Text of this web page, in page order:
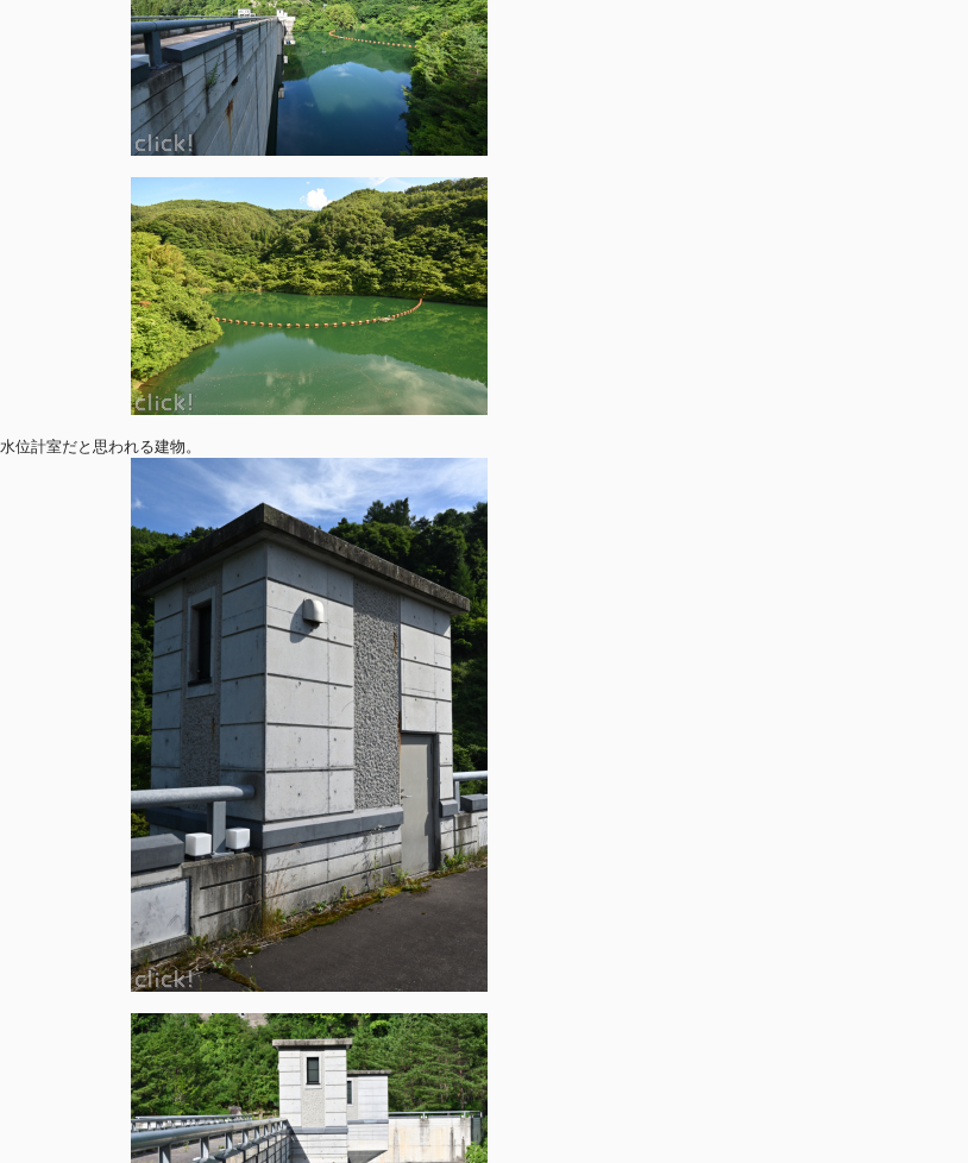
水位計室だと思われる建物。